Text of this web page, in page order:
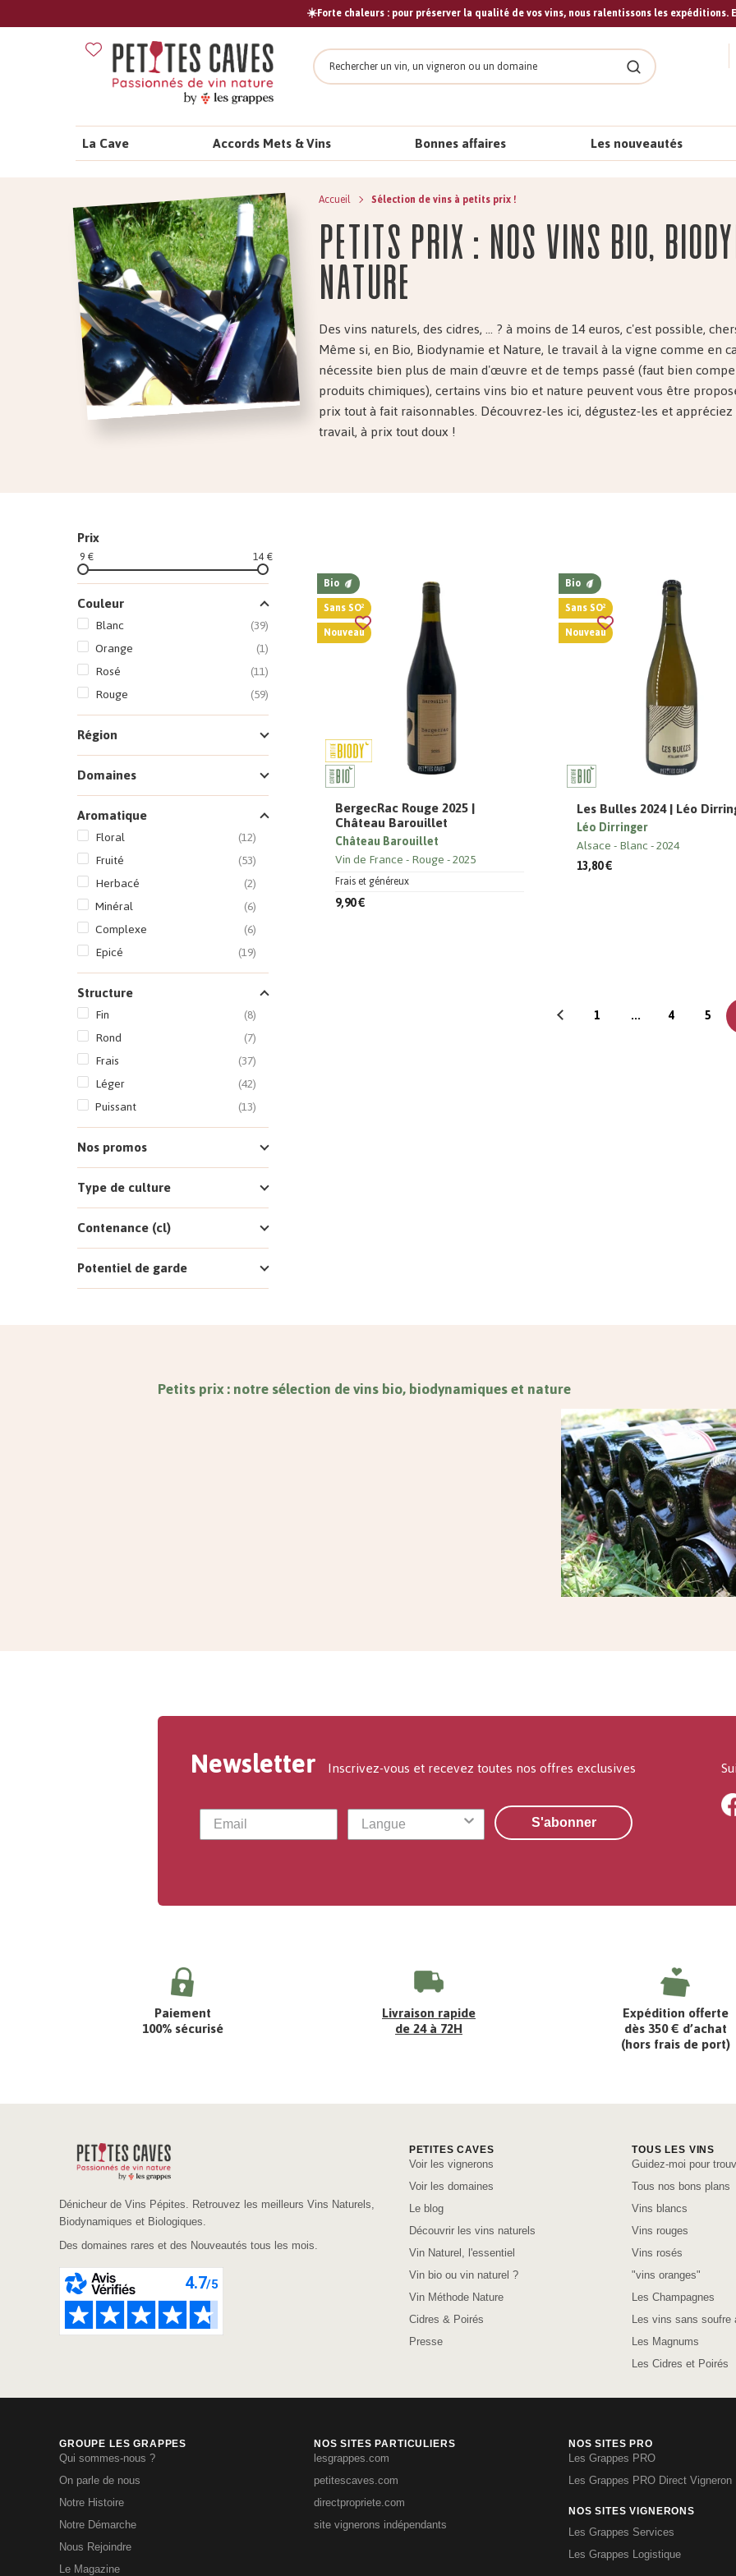
☀️Forte chaleurs : pour préserver la qualité de vos vins, nous ralentissons les expéditions.
Rechercher
Rechercher
La Cave Accords Mets & Vins Bonnes affaires Les nouveautés
Accueil Sélection de vins à petits prix !
petits prix : nos vins bio,
nature
Des vins naturels, des cidres, ... ? à moins de 14 euros, c'est possible,
Même si, en Bio, Biodynamie et Nature, le travail à la vigne comme en
nécessite bien plus de main d'œuvre et de temps passé (faut bien
produits chimiques), certains vins bio et nature peuvent vous être
prix tout à fait raisonnables. Découvrez-les ici, dégustez-les et
travail, à prix tout doux !
Prix
9 € 14 €
Couleur
Blanc
(39)
Orange
(1)
Rosé
(11)
Rouge
(59)
Région
Domaines
Aromatique
Floral
(12)
Fruité
(53)
Herbacé
(2)
Minéral
(6)
Complexe
(6)
Epicé
(19)
Structure
Fin
(8)
Rond
(7)
Frais
(37)
Léger
(42)
Puissant
(13)
Nos promos
Type de culture
Contenance (cl)
Potentiel de garde
Bio
Sans SO²
Nouveau
BergecRac Rouge 2025 |
Château Barouillet
Château Barouillet
Vin de France Rouge 2025
Frais et généreux
9,90 €
Bio
Sans SO²
Nouveau
Les Bulles 2024 | Léo
Léo Dirringer
Alsace Blanc 2024
13,80 €
1 ... 4 5
Petits prix : notre sélection de vins bio, biodynamiques et nature
Newsletter Inscrivez-vous et recevez toutes nos offres exclusives
S'abonner
Paiement
100% sécurisé
Livraison rapide
de 24 à 72H
Expédition offerte
dès 350 € d’achat
(hors frais de port)
Dénicheur de Vins Pépites. Retrouvez les meilleurs Vins Naturels,
Biodynamiques et Biologiques.
Des domaines rares et des Nouveautés tous les mois.
PETITES CAVES
Voir les vignerons
Voir les domaines
Le blog
Découvrir les vins naturels
Vin Naturel, l'essentiel
Vin bio ou vin naturel ?
Vin Méthode Nature
Cidres & Poirés
Presse
TOUS LES VINS
Guidez-moi pour
Tous nos bons plans
Vins blancs
Vins rouges
Vins rosés
"vins oranges"
Les Champagnes
Les vins sans soufre
Les Magnums
Les Cidres et Poirés
GROUPE LES GRAPPES
Qui sommes-nous ?
On parle de nous
Notre Histoire
Notre Démarche
Nous Rejoindre
Le Magazine
NOS SITES PARTICULIERS
lesgrappes.com
petitescaves.com
directpropriete.com
site vignerons indépendants
NOS SITES PRO
Les Grappes PRO
Les Grappes PRO Direct Vigneron
NOS SITES VIGNERONS
Les Grappes Services
Les Grappes Logistique